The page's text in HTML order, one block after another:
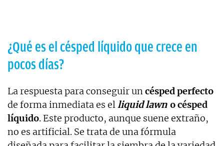
¿Qué es el césped líquido que crece en
pocos días?
La respuesta para conseguir uncéspedperfecto
de forma inmediata es elliquid lawn o césped
líquido. Este producto, aunque suene extraño,
no es artificial. Se trata de una fórmula